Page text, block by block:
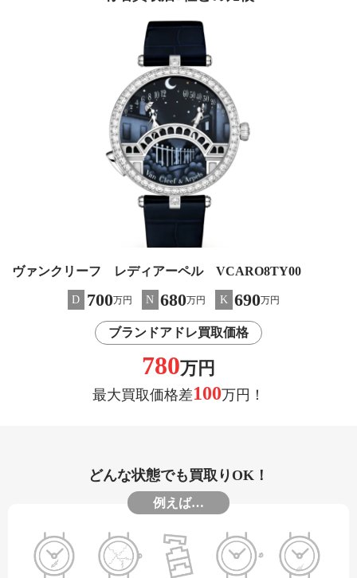
ヴァンクリーフ レディアーペル VCARO8TY00
D 700万円 N 680万円 K 690万円
ブランドアドレ買取価格
780万円
最大買取価格差100万円！
どんな状態でも買取りOK！
例えば…